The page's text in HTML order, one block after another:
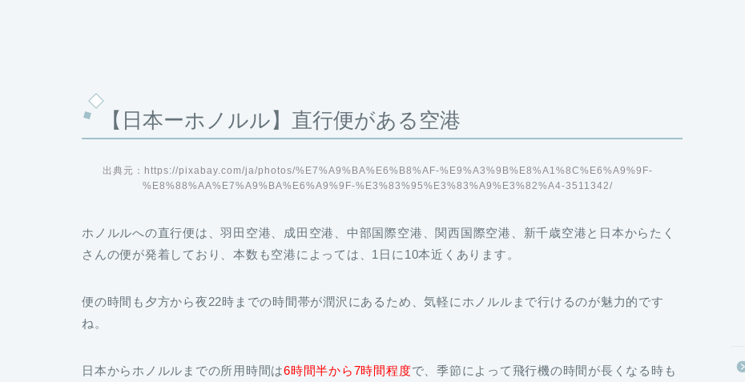
【日本ーホノルル】直行便がある空港
出典元：https://pixabay.com/ja/photos/%E7%A9%BA%E6%B8%AF-%E9%A3%9B%E8%A1%8C%E6%A9%9F-
%E8%88%AA%E7%A9%BA%E6%A9%9F-%E3%83%95%E3%83%A9%E3%82%A4-3511342/
ホノルルへの直行便は、羽田空港、成田空港、中部国際空港、関西国際空港、新千歳空港と日本からたく
さんの便が発着しており、本数も空港によっては、1日に10本近くあります。
便の時間も夕方から夜22時までの時間帯が潤沢にあるため、気軽にホノルルまで行けるのが魅力的です
ね。
日本からホノルルまでの所用時間は6時間半から7時間程度で、季節によって飛行機の時間が長くなる時も